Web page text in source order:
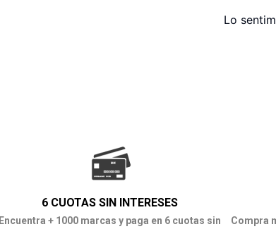
Lo
6 CUOTAS SIN INTERESES
Encuentra + 1000 marcas y paga en 6 cuotas sin
Compra